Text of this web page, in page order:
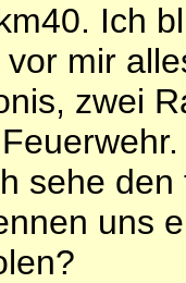
Ich
mir
zwei
sehe
uns